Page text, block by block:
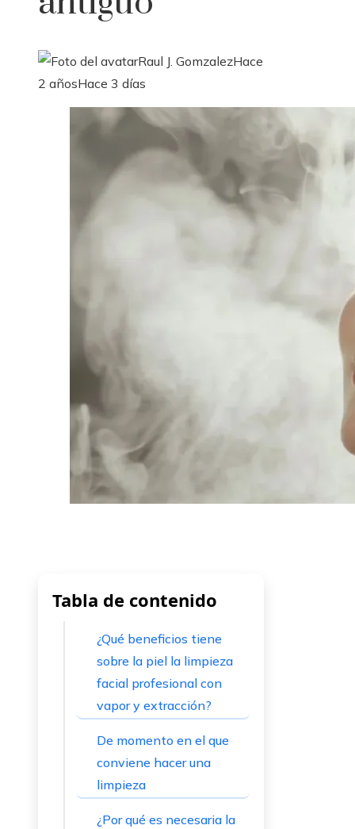
Raul J. GomzalezHace
2 añosHace 3 días
Tabla de contenido
¿Qué beneficios tiene
sobre la piel la limpieza
facial profesional con
vapor y extracción?
De momento en el que
conviene hacer una
limpieza
¿Por qué es necesaria la